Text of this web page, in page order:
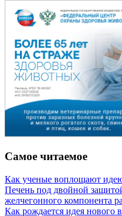
Самое читаемое
Как ученые воплощают
Печень под двойной
желчегонного компонента
Как рождается идея нового